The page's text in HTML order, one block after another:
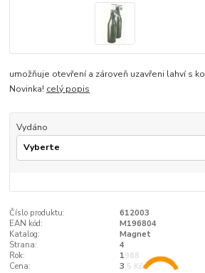
umožňuje otevření a zároveň uzavřeni lahví s
Novinka! celý popis
Vydáno
Číslo produktu:
612003
EAN kód:
M196804
Katalog:
Magnet
Strana:
4
Rok:
1968
Cena:
3,5 Kčs